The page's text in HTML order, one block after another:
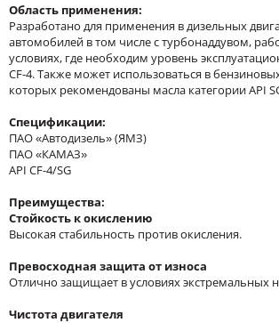
Область применения:
Разработано для применения в дизельных
автомобилей в том числе с турбонаддувом,
условиях, где необходим уровень
CF-4. Также может использоваться в
которых рекомендованы масла категории API
Спецификации:
ПАО «Автодизель» (ЯМЗ)
ПАО «КАМАЗ»
API CF-4/SG
Преимущества:
Стойкость к окислению
Высокая стабильность против окисления.
Превосходная защита от износа
Отлично защищает в условиях экстремальных
Чистота двигателя